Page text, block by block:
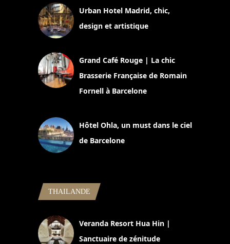
Urban Hotel Madrid, chic,
design et artistique
Grand Café Rouge | La chic
Brasserie Française de Romain
Fornell à Barcelone
Hôtel Ohla, un must dans le ciel
de Barcelone
THAILANDE
Veranda Resort Hua Hin |
Sanctuaire de zénitude